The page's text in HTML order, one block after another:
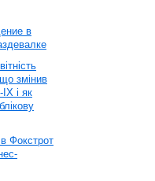
в
змінив
і як
Фокстрот